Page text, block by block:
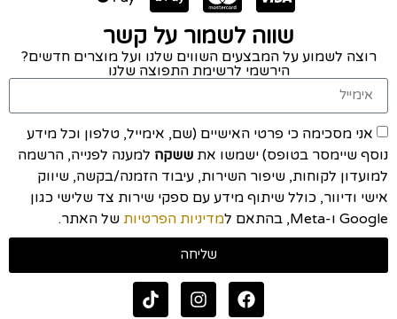
שווה לשמור על קשר
רוצה לשמוע על המבצעים השווים שלנו ועל מוצרים חדשים?
הירשמי לרשימת התפוצה שלנו
אני מסכימה כי פרטי האישיים (שם, אימייל, טלפון וכל מידע
נוסף שיימסר בטופס) ישמשו את ששקה למענה לפנייה, הרשמה
למועדון לקוחות, שיפור השירות, עיבוד הזמנה/בקשה, שיווק
אישי ודיוור, כולל שיתוף מידע עם ספקי שירות צד שלישי כגון
Google ו-Meta, בהתאם ל
מדיניות הפרטיות של האתר.
שליחה